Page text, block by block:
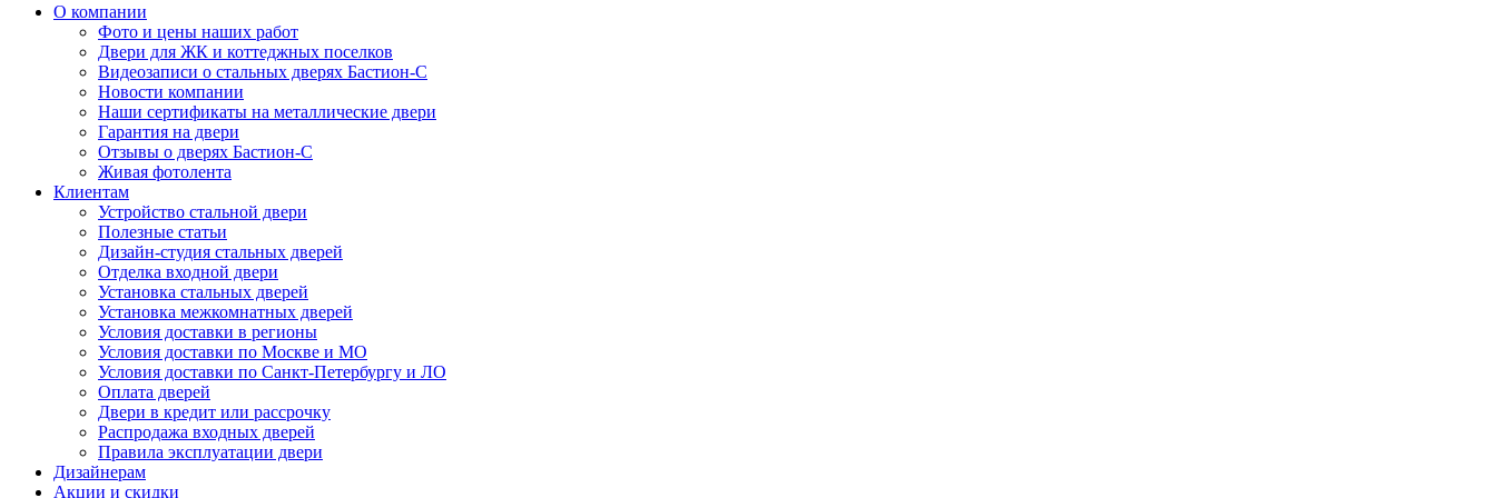
О компании
Фото и цены наших работ
Двери для ЖК и коттеджных поселков
Видеозаписи о стальных дверях Бастион-С
Новости компании
Наши сертификаты на металлические двери
Гарантия на двери
Отзывы о дверях Бастион-С
Живая фотолента
Клиентам
Устройство стальной двери
Полезные статьи
Дизайн-студия стальных дверей
Отделка входной двери
Установка стальных дверей
Установка межкомнатных дверей
Условия доставки в регионы
Условия доставки по Москве и МО
Условия доставки по Санкт-Петербургу и ЛО
Оплата дверей
Двери в кредит или рассрочку
Распродажа входных дверей
Правила эксплуатации двери
Дизайнерам
Акции и скидки